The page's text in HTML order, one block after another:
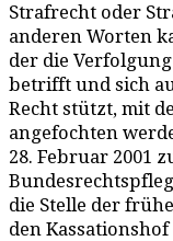
Strafrecht oder
anderen Worten
der die
betrifft und sich
Recht stützt, mit
angefochten
28. Februar 2001
die Stelle der
den